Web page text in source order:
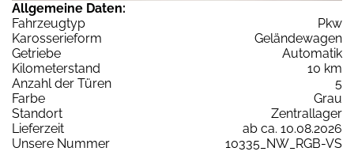
Allgemeine Daten:
Fahrzeugtyp
Pkw
Karosserieform
Geländewagen
Getriebe
Automatik
Kilometerstand
10 km
Anzahl der Türen
5
Farbe
Grau
Standort
Zentrallager
Lieferzeit
ab ca. 10.08.2026
Unsere Nummer
10335_NW_RGB-VS